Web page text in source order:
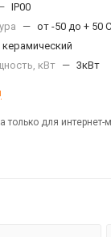
IP00
— от -50 до + 50 С
керамический
кВт — 3кВт
только для интернет-